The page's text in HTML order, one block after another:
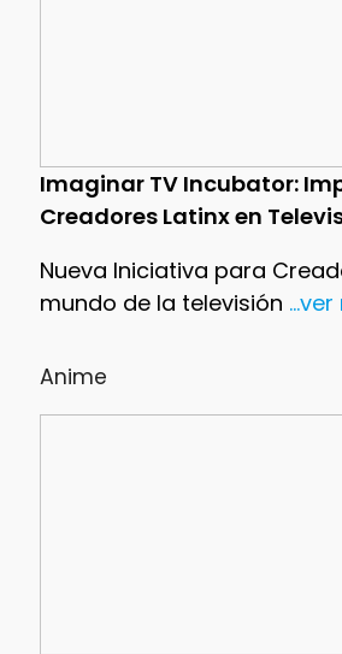
Imaginar TV Incubator:
Creadores Latinx en
Nueva Iniciativa para
mundo de la televisión
Anime